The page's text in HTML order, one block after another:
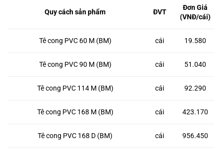
Quy cách sản phẩm ĐVT
Đơn Giá
(VNĐ/cái)
Tê cong PVC 60 M (BM) cái 19.580
Tê cong PVC 90 M (BM) cái 51.040
Tê cong PVC 114 M (BM) cái 92.290
Tê cong PVC 168 M (BM) cái 423.170
Tê cong PVC 168 D (BM) cái 956.450